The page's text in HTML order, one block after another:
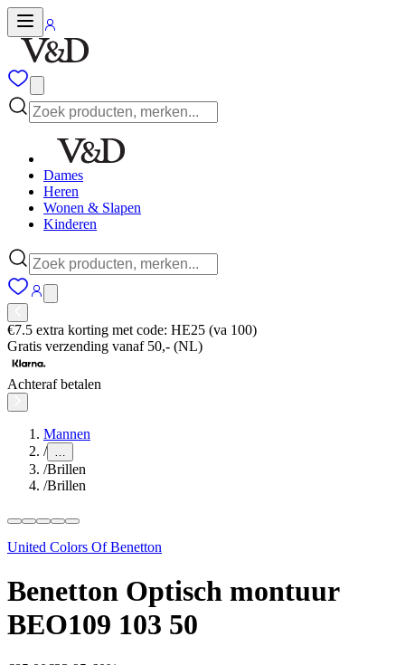
Dames
Heren
Wonen & Slapen
Kinderen
€7.5 extra korting met code: HE25 (va 100)
Gratis verzending vanaf 50,- (NL)
Achteraf betalen
Mannen
/ …
/Brillen
/Brillen
United Colors Of Benetton
Benetton Optisch montuur
BEO109 103 50